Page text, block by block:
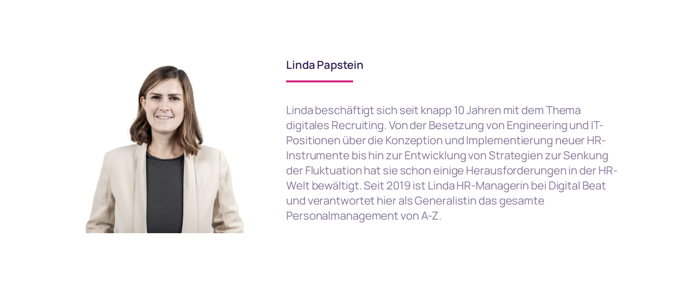
Linda Papstein
Linda beschäftigt sich seit knapp 10 Jahren mit dem Thema
digitales Recruiting. Von der Besetzung von Engineering und IT-
Positionen über die Konzeption und Implementierung neuer HR-
Instrumente bis hin zur Entwicklung von Strategien zur Senkung
der Fluktuation hat sie schon einige Herausforderungen in der HR-
Welt bewältigt. Seit 2019 ist Linda HR-Managerin bei Digital Beat
und verantwortet hier als Generalistin das gesamte
Personalmanagement von A-Z.